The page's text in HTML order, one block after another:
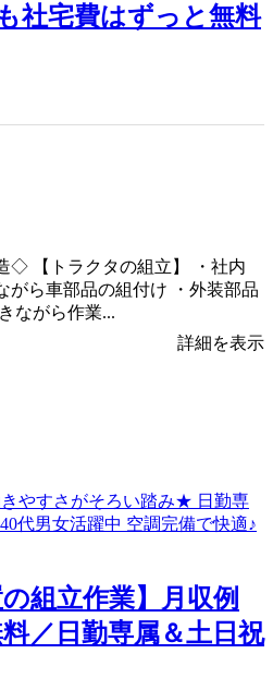
社宅費はずっと無料
◇ 【トラクタの組立】 ・社内
がら車部品の組付け ・外装部品
ながら作業...
詳細を表示
組立作業】月収例
／日勤専属＆土日祝